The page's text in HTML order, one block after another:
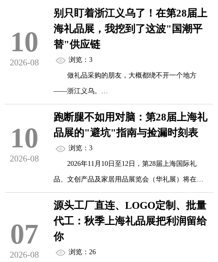
10
2026-08
别只盯着浙江义乌了！在第28届上
海礼品展，我挖到了这波"国潮平
替"供应链
浏览：3
做礼品采购的朋友，大概都绕不开一个地方
——浙江义乌。
不可否认，义乌依然是全球小商品的超级集散
地。方圆50公里内，从不锈钢杯体到硅胶密封圈，
从包装盒到印刷厂，几乎能找到礼品定制所需的全
部原材料和配件，完成一套定制礼品的全流程比其
他城市平均快3-5天，成本低12%-18%。但如果你今
年的采购关键词是"国潮""文创""IP联名"，那义乌可
能不再是你的唯一答案。
2026年11月1...
10
2026-08
跑断腿不如用对脑：第28届上海礼
品展的"避坑"指南与捡漏时刻表
浏览：3
2026年11月10日至12日，第28届上海国际礼
品、文创产品及家居用品展览会（华礼展）将在上
海新国际博览中心拉开帷幕。展览面积预计突破5万
平方米，汇聚超1200家展商，吸引逾6万名专业买家
到场。与往届不同的是，本届华礼展将与第120届中
国文化用品商品交易会（CSF文化会）同期同馆举
办，双展联动，八大展馆齐开。
07
2026-08
源头工厂直连、LOGO定制、批量
代工：秋季上海礼品展把利润留给
你
浏览：26